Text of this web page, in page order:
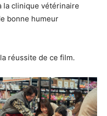
la clinique vétérinaire
bonne humeur
réussite de ce film.